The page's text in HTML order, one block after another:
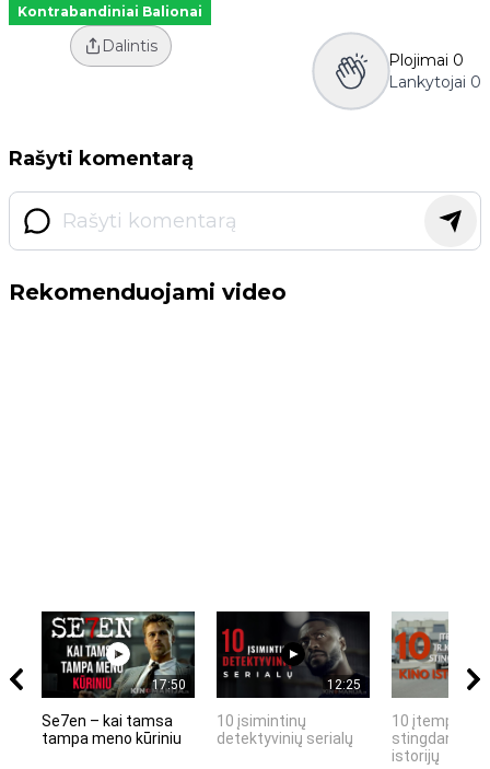
Kontrabandiniai Balionai
Dalintis
Plojimai 0
Lankytojai 0
Rašyti komentarą
Rekomenduojami video
17:50
Se7en – kai tamsa
tampa meno kūriniu
12:25
10 įsimintinų
detektyvinių serialų
10 įtemptų,
stingdančių
istorijų